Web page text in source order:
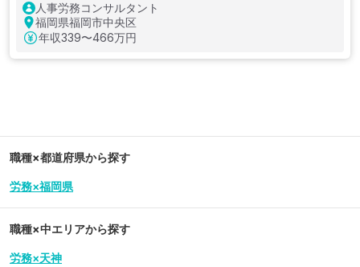
人事労務コンサルタント
福岡県福岡市中央区
年収339〜466万円
職種×都道府県から探す
労務×福岡県
職種×中エリアから探す
労務×天神